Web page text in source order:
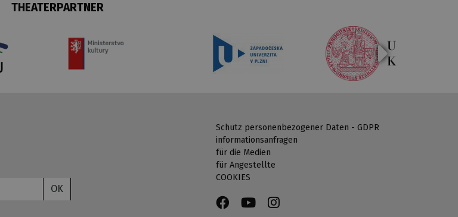
THEATERPARTNER
OK
Schutz personenbezogener Daten - GDPR
informationsanfragen
für die Medien
für Angestellte
COOKIES